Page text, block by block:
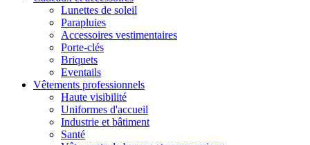
Lunettes de soleil
Parapluies
Accessoires vestimentaires
Porte-clés
Briquets
Eventails
Vêtements professionnels
Haute visibilité
Uniformes d'accueil
Industrie et bâtiment
Santé